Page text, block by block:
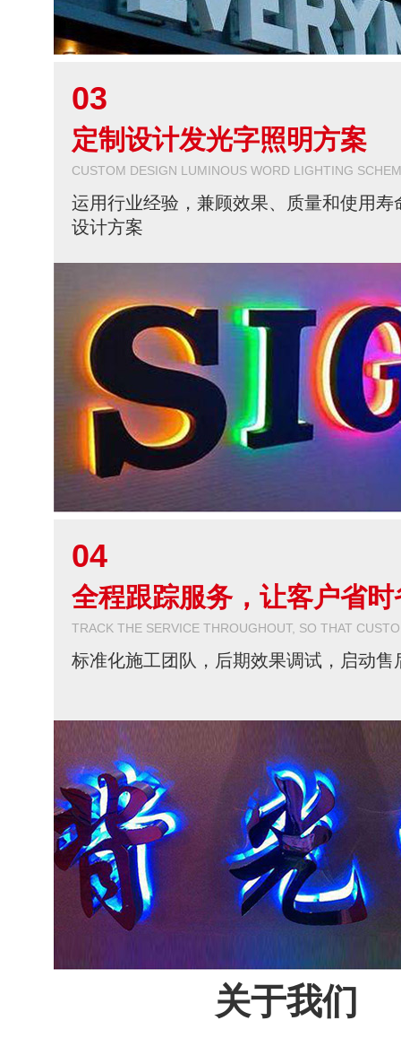
03
定制设计发光字照明方案
CUSTOM DESIGN LUMINOUS WORD LIGHTING
运用行业经验，兼顾效果、质量和使用寿
设计方案
04
全程跟踪服务，让客户省
TRACK THE SERVICE THROUGHOUT, SO THAT
标准化施工团队，后期效果调试，启动售
关于我们